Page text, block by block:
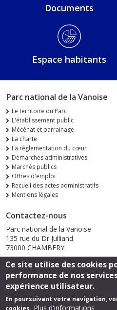
Documents
Espace habitants
Parc national de la Vanoise
Le territoire du Parc
L'établissement public
Mécénat et parrainage
La charte
La réglementation du cœur
Démarches administratives
Marchés publics
Offres d'emploi
Recueil des actes administratifs
Mentions légales
Contactez-nous
Parc national de la Vanoise
135 rue du Dr Julliand
73000 CHAMBERY
Envoyer un email
Suivez-nous
Ce site utilise des cookies
performance de nos
expérience utilisateur.
En poursuivant votre navigation,
cookies. Plus d'informations